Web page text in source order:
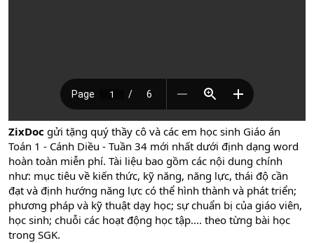
ZixDoc gửi tặng quý thầy cô và các em học sinh Giáo án
Toán 1 - Cánh Diều - Tuần 34 mới nhất dưới định dạng word
hoàn toàn miễn phí. Tài liệu bao gồm các nội dung chính
như: mục tiêu về kiến thức, kỹ năng, năng lực, thái độ cần
đạt và định hướng năng lực có thể hình thành và phát triển;
phương pháp và kỹ thuật dạy học; sự chuẩn bị của giáo viên,
học sinh; chuỗi các hoạt động học tập.... theo từng bài học
trong SGK.